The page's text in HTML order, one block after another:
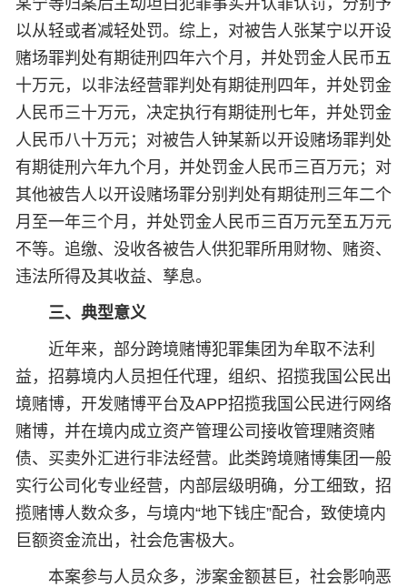
某宁等归案后主动坦白犯罪事实并认罪认罚，分别予
以从轻或者减轻处罚。综上，对被告人张某宁以开设
赌场罪判处有期徒刑四年六个月，并处罚金人民币五
十万元，以非法经营罪判处有期徒刑四年，并处罚金
人民币三十万元，决定执行有期徒刑七年，并处罚金
人民币八十万元；对被告人钟某新以开设赌场罪判处
有期徒刑六年九个月，并处罚金人民币三百万元；对
其他被告人以开设赌场罪分别判处有期徒刑三年二个
月至一年三个月，并处罚金人民币三百万元至五万元
不等。追缴、没收各被告人供犯罪所用财物、赌资、
违法所得及其收益、孳息。
三、典型意义
近年来，部分跨境赌博犯罪集团为牟取不法利
益，招募境内人员担任代理，组织、招揽我国公民出
境赌博，开发赌博平台及APP招揽我国公民进行网络
赌博，并在境内成立资产管理公司接收管理赌资赌
债、买卖外汇进行非法经营。此类跨境赌博集团一般
实行公司化专业经营，内部层级明确，分工细致，招
揽赌博人数众多，与境内“地下钱庄”配合，致使境内
巨额资金流出，社会危害极大。
本案参与人员众多，涉案金额甚巨，社会影响恶